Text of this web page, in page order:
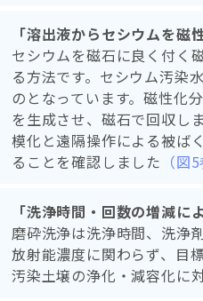
「溶出液からセシウムを磁
セシウムを磁石に良く付く
る方法です。セシウム汚染
のとなっています。磁性化
を生成させ、磁石で回収し
模化と遠隔操作による被ば
ることを確認しました （図
「洗浄時間・回数の増減に
磨砕洗浄は洗浄時間、洗浄
放射能濃度に関わらず、目
汚染土壌の浄化・減容化に